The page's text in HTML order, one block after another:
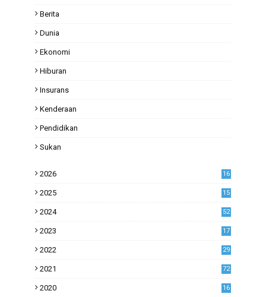
Berita
Dunia
Ekonomi
Hiburan
Insurans
Kenderaan
Pendidikan
Sukan
2026 16
2025 15
2024 52
2023
17
2022
29
2021
72
2020
16